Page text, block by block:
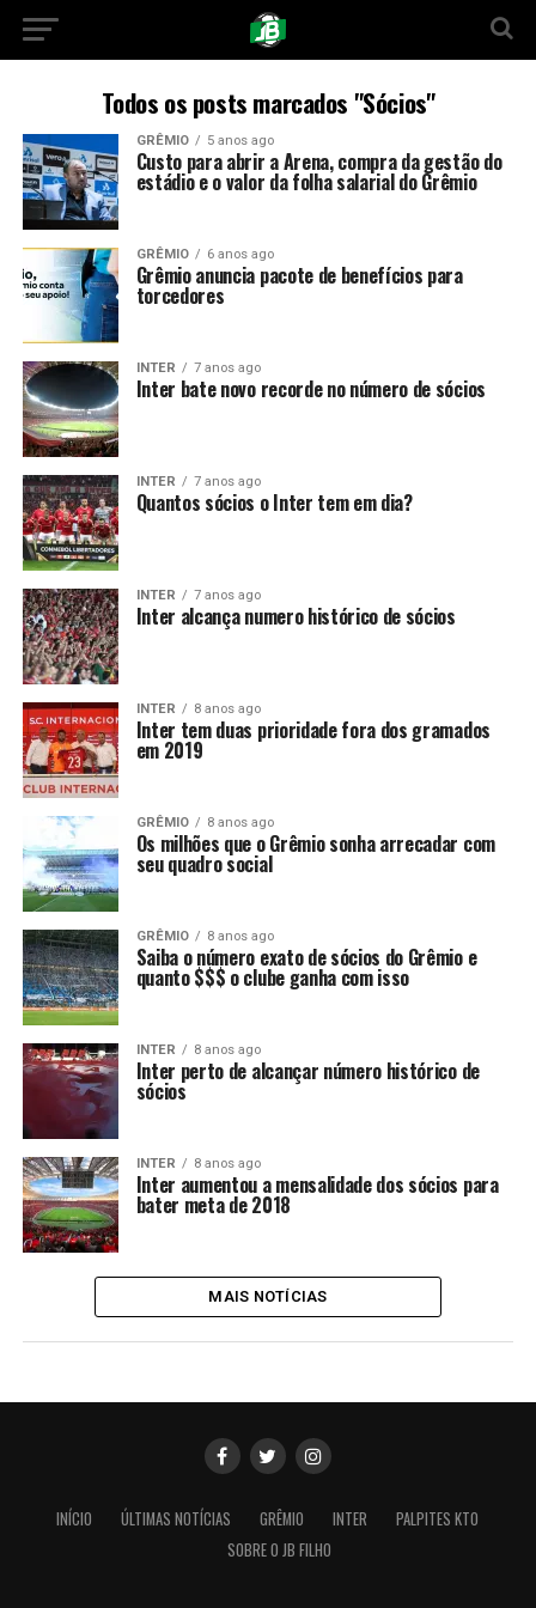
Todos os posts marcados "Sócios"
GRÊMIO 5 anos ago
Custo para abrir a Arena, compra da gestão do
estádio e o valor da folha salarial do Grêmio
GRÊMIO 6 anos ago
Grêmio anuncia pacote de benefícios para
torcedores
INTER 7 anos ago
Inter bate novo recorde no número de sócios
INTER 7 anos ago
Quantos sócios o Inter tem em dia?
INTER 7 anos ago
Inter alcança numero histórico de sócios
INTER 8 anos ago
Inter tem duas prioridade fora dos gramados
em 2019
GRÊMIO 8 anos ago
Os milhões que o Grêmio sonha arrecadar com
seu quadro social
GRÊMIO 8 anos ago
Saiba o número exato de sócios do Grêmio e
quanto $$$ o clube ganha com isso
INTER 8 anos ago
Inter perto de alcançar número histórico de
sócios
INTER 8 anos ago
Inter aumentou a mensalidade dos sócios para
bater meta de 2018
MAIS NOTÍCIAS
INÍCIO ÚLTIMAS NOTÍCIAS GRÊMIO INTER
PALPITES KTO
SOBRE O JB FILHO